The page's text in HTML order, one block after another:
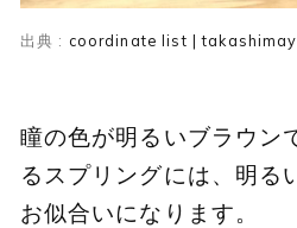
出典 : coordinate list |
瞳の色が明るいブラウン
るスプリングには、明る
お似合いになります。